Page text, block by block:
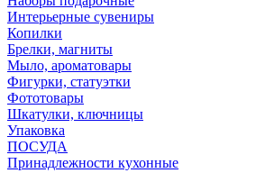
Интерьерные сувениры
Копилки
Брелки, магниты
Мыло, ароматовары
Фигурки, статуэтки
Фототовары
Шкатулки, ключницы
Упаковка
ПОСУДА
Принадлежности кухонные